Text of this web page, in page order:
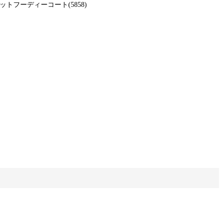
トフーディーコート(5858)